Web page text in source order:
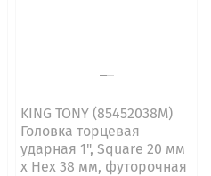
KING TONY (85452038M)
Головка торцевая
ударная 1", Square 20 мм
х Hex 38 мм, футорочная